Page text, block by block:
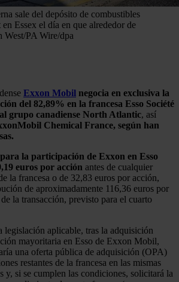
sale del depósito de combustibles
Essex el día en que alrededor de
West/PA Wire/dpa
Exxon Mobil negocia en exclusiva la
del 82,89% en la francesa Esso Société
grupo canadiense North Atlantic, así
Chemical France, según han
la participación de Exxon en Esso
euros por acción antes de cualquier
la francesa o de 32,83 euros por acción,
de aproximadamente 116,36 euros por
la transacción, previsto para el cuarto
legislación aplicable, tras la adquisición
mayoritaria en Esso de Exxon Mobil,
una oferta pública de adquisición (OPA)
restantes de la francesa en las mismas
y, si se cumplen las condiciones, solicitará la